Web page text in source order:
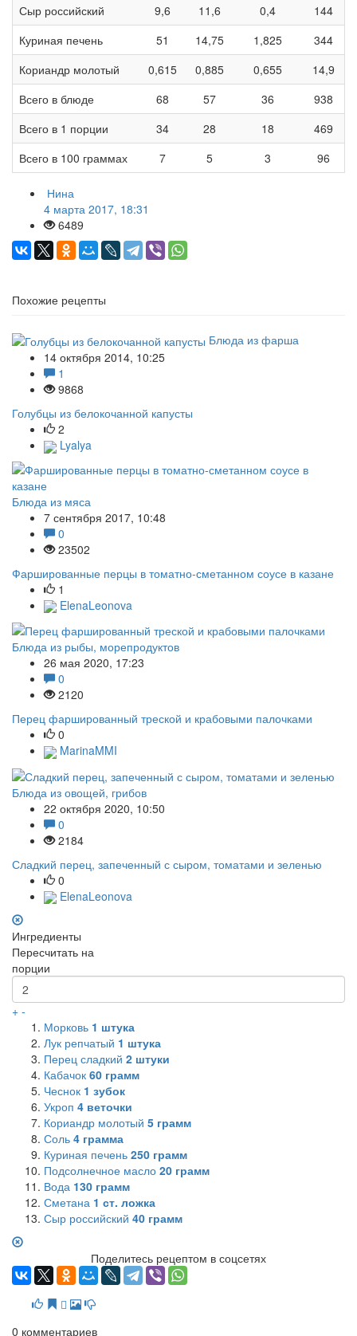
Сыр российский
9,6 11,6 0,4
144
Куриная печень
51 14,75 1,825
344
Кориандр молотый
0,615 0,885 0,655
14,9
Всего в блюде
68 57 36
938
Всего в 1 порции
34 28 18
469
Всего в 100 граммах
7 5 3 96
Нина
4 марта 2017, 18:31
6489
Похожие рецепты
Блюда из фарша
14 октября 2014, 10:25
1
9868
Голубцы из белокочанной капусты
2
Lyalya
Блюда из мяса
7 сентября 2017, 10:48
0
23502
Фаршированные перцы в томатно-сметанном соусе в казане
1
ElenaLeonova
Блюда из рыбы, морепродуктов
26 мая 2020, 17:23
0
2120
Перец фаршированный треской и крабовыми палочками
0
MarinaMMI
Блюда из овощей, грибов
22 октября 2020, 10:50
0
2184
Сладкий перец, запеченный с сыром, томатами и зеленью
0
ElenaLeonova
Ингредиенты
Пересчитать на
порции
+ -
Морковь 1 штука
Лук репчатый 1 штука
Перец сладкий 2 штуки
Кабачок 60 грамм
Чеснок 1 зубок
Укроп 4 веточки
Кориандр молотый 5 грамм
Соль 4 грамма
Куриная печень 250 грамм
Подсолнечное масло 20 грамм
Вода 130 грамм
Сметана 1 ст. ложка
Сыр российский 40 грамм
Поделитесь рецептом в соцсетях
0 комментариев